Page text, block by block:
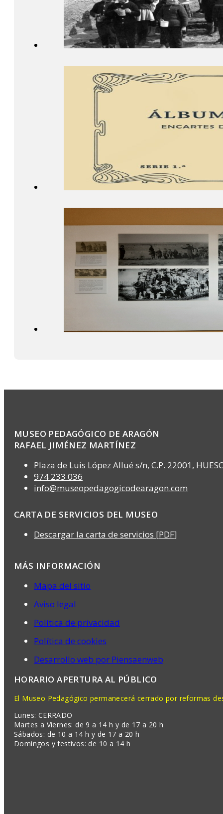
MUSEO PEDAGÓGICO DE ARAGÓN
RAFAEL JIMÉNEZ MARTÍNEZ
Plaza de Luis López Allué s/n, C.P. 22001,
974 233 036
info@museopedagogicodearagon.com
CARTA DE SERVICIOS DEL MUSEO
Descargar la carta de servicios [PDF]
MÁS INFORMACIÓN
Mapa del sitio
Aviso legal
Política de privacidad
Política de cookies
Desarrollo web por Piensaenweb
HORARIO APERTURA AL PÚBLICO
El Museo Pedagógico permanecerá cerrado por reformas
Lunes: CERRADO
Martes a Viernes: de 9 a 14 h y de 17 a 20 h
Sábados: de 10 a 14 h y de 17 a 20 h
Domingos y festivos: de 10 a 14 h